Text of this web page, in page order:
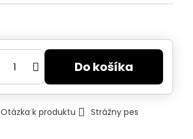
Do košíka
Otázka k produktu
Strážny pes